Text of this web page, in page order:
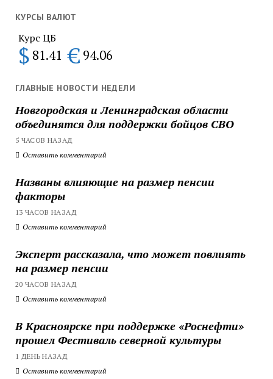
КУРСЫ ВАЛЮТ
Курс ЦБ
$ 81.41 € 94.06
ГЛАВНЫЕ НОВОСТИ НЕДЕЛИ
Новгородская и Ленинградская области
объединятся для поддержки бойцов СВО
5 ЧАСОВ НАЗАД
Оставить комментарий
Названы влияющие на размер пенсии
факторы
13 ЧАСОВ НАЗАД
Оставить комментарий
Эксперт рассказала, что может повлиять
на размер пенсии
20 ЧАСОВ НАЗАД
Оставить комментарий
В Красноярске при поддержке «Роснефти»
прошел Фестиваль северной культуры
1 ДЕНЬ НАЗАД
Оставить комментарий